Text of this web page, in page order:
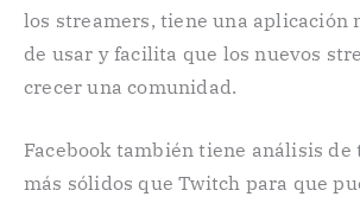
los streamers, tiene una aplicación
de usar y facilita que los nuevos
crecer una comunidad.
Facebook también tiene análisis
más sólidos que Twitch para que